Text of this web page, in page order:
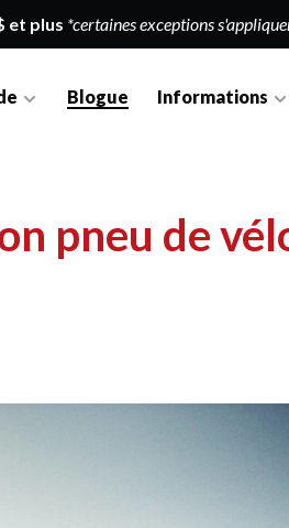
et plus *certaines exceptions
Blogue Informations
pneu de